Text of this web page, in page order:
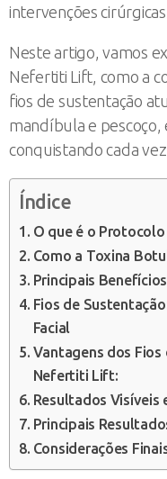
intervenções cirúrgicas.
Neste artigo, vamos
Nefertiti Lift, como a
fios de sustentação
mandíbula e
conquistando cada
Índice
O que é o
Como a Toxina
Principais
Fios de
Facial
Vantagens dos
Nefertiti Lift:
Resultados Visíveis
Principais
Considerações